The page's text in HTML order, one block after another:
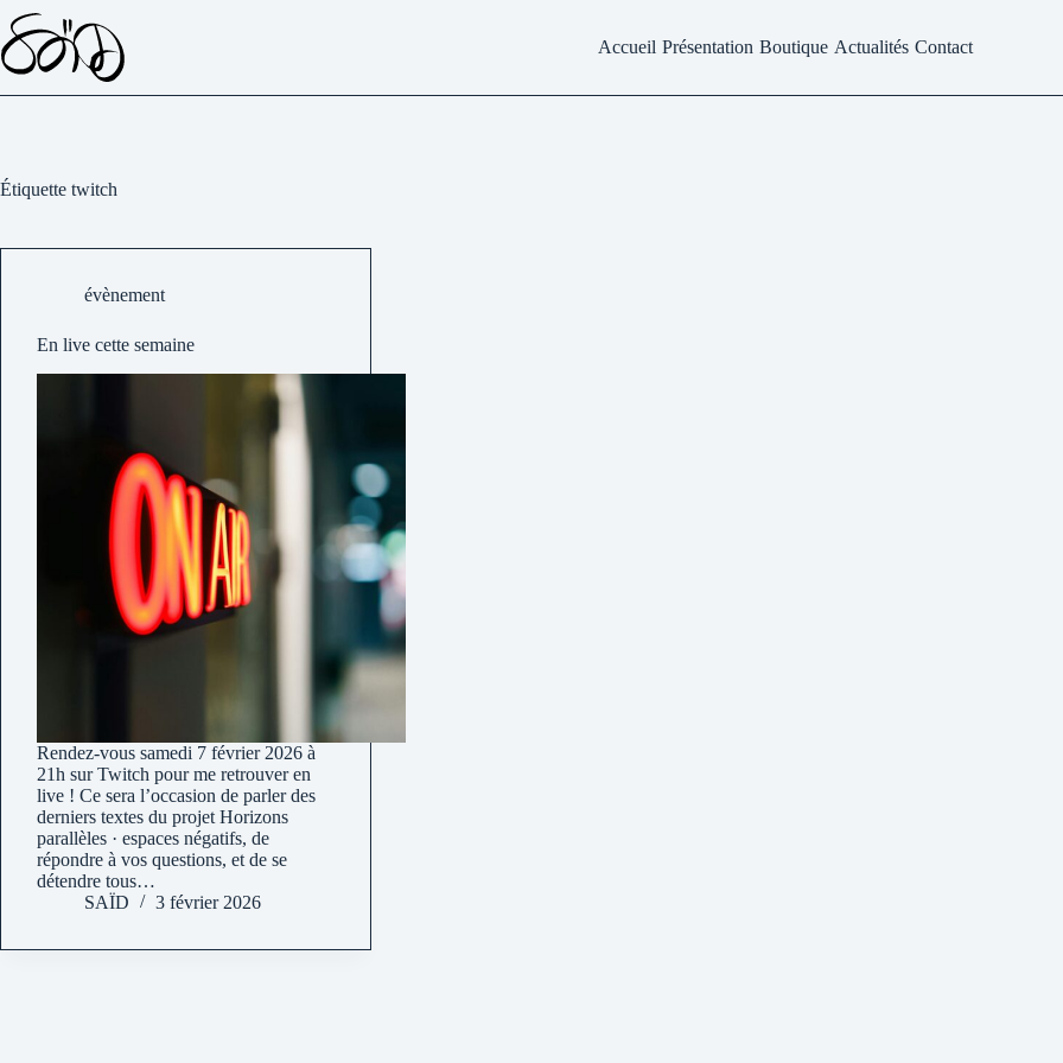
Passer
au
contenu
Accueil Présentation Boutique Actualités Contact
Étiquette twitch
évènement
En live cette semaine
Rendez-vous samedi 7 février 2026 à
21h sur Twitch pour me retrouver en
live ! Ce sera l’occasion de parler des
derniers textes du projet Horizons
parallèles · espaces négatifs, de
répondre à vos questions, et de se
détendre tous…
SAÏD
3 février 2026